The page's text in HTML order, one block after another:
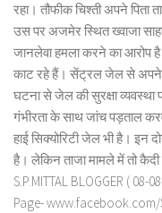
रहा। तौफीक चिश्ती अपने
उस पर अजमेर स्थित ख्वाजा
जानलेवा हमला करने का आरोप
काट रहे हैं। सेंट्रल जेल से अपने
घटना से जेल की सुरक्षा
गंभीरता के साथ जांच पड़ताल
हाई सिक्योरिटी जेल भी है। इन
है। लेकिन ताजा मामले में तो
S.P.MITTAL BLOGGER (
Page-